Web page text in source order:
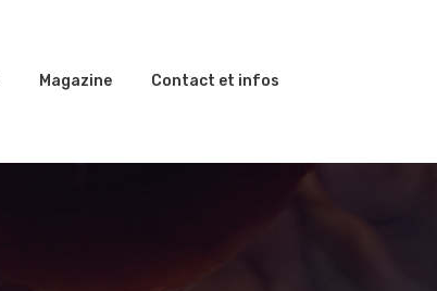
Magazine Contact et infos